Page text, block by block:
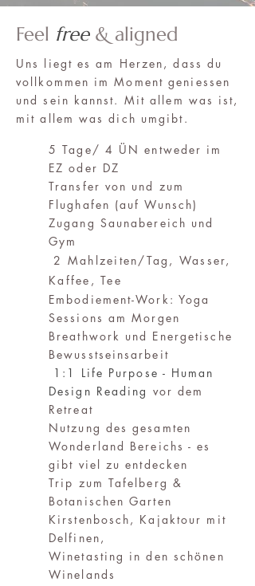
Feel free& aligned
Uns liegt es am Herzen, dass du
vollkommen im Moment geniessen
und sein kannst. Mit allem was ist,
mit allem was dich umgibt.
5 Tage/ 4 ÜN entweder im
EZ oder DZ
Transfer von und zum
Flughafen (auf Wunsch)
Zugang Saunabereich und
Gym
2 Mahlzeiten/Tag, Wasser,
Kaffee, Tee
Embodiement-Work: Yoga
Sessions am Morgen
Breathwork und Energetische
Bewusstseinsarbeit
1:1 Life Purpose - Human
Design Reading vor dem
Retreat
Nutzung des gesamten
Wonderland Bereichs - es
gibt viel zu entdecken
Trip zum Tafelberg &
Botanischen Garten
Kirstenbosch, Kajaktour mit
Delfinen,
Winetasting in den schönen
Winelands